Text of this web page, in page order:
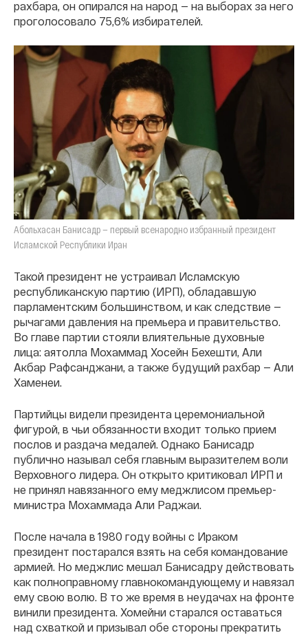
рахбара, он опирался на народ — на выборах за него
проголосовало 75,6% избирателей.
Абольхасан Банисадр — первый всенародно избранный президент
Исламской Республики Иран
Такой президент не устраивал Исламскую
республиканскую партию (ИРП), обладавшую
парламентским большинством, и как следствие —
рычагами давления на премьера и правительство.
Во главе партии стояли влиятельные духовные
лица: аятолла Мохаммад Хосейн Бехешти, Али
Акбар Рафсанджани, а также будущий рахбар — Али
Хаменеи.
Партийцы видели президента церемониальной
фигурой, в чьи обязанности входит только прием
послов и раздача медалей. Однако Банисадр
публично называл себя главным выразителем воли
Верховного лидера. Он открыто критиковал ИРП и
не принял навязанного ему меджлисом премьер-
министра Мохаммада Али Раджаи.
После начала в 1980 году войны с Ираком
президент постарался взять на себя командование
армией. Но меджлис мешал Банисадру действовать
как полноправному главнокомандующему и навязал
ему свою волю. В то же время в неудачах на фронте
винили президента. Хомейни старался оставаться
над схваткой и призывал обе стороны прекратить